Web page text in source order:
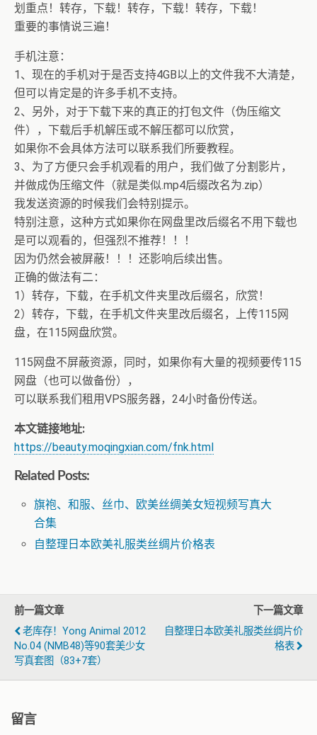
划重点！转存，下载！转存，下载！转存，下载！
重要的事情说三遍！
手机注意：
1、现在的手机对于是否支持4GB以上的文件我不大清楚，
但可以肯定是的许多手机不支持。
2、另外，对于下载下来的真正的打包文件（伪压缩文
件），下载后手机解压或不解压都可以欣赏，
如果你不会具体方法可以联系我们所要教程。
3、为了方便只会手机观看的用户，我们做了分割影片，
并做成伪压缩文件（就是类似.mp4后缀改名为.zip）
我发送资源的时候我们会特别提示。
特别注意，这种方式如果你在网盘里改后缀名不用下载也
是可以观看的，但强烈不推荐！！！
因为仍然会被屏蔽！！！还影响后续出售。
正确的做法有二：
1）转存，下载，在手机文件夹里改后缀名，欣赏！
2）转存，下载，在手机文件夹里改后缀名，上传115网
盘，在115网盘欣赏。
115网盘不屏蔽资源，同时，如果你有大量的视频要传115
网盘（也可以做备份），
可以联系我们租用VPS服务器，24小时备份传送。
本文链接地址:
https://beauty.moqingxian.com/fnk.html
Related Posts:
旗袍、和服、丝巾、欧美丝绸美女短视频写真大
合集
自整理日本欧美礼服类丝绸片价格表
前一篇文章
老库存！Yong Animal 2012
No.04 (NMB48)等90套美少女
写真套图（83+7套）
下一篇文章
自整理日本欧美礼服类丝绸片价
格表
留言